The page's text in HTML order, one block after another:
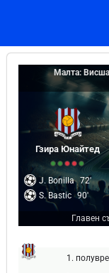
Малта:
Гзира Юнайтед
J. Bonilla 72'
S. Bastic 90'
Главен
1.